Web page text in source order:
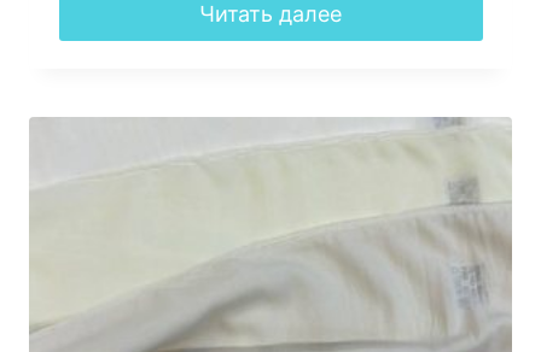
Читать далее